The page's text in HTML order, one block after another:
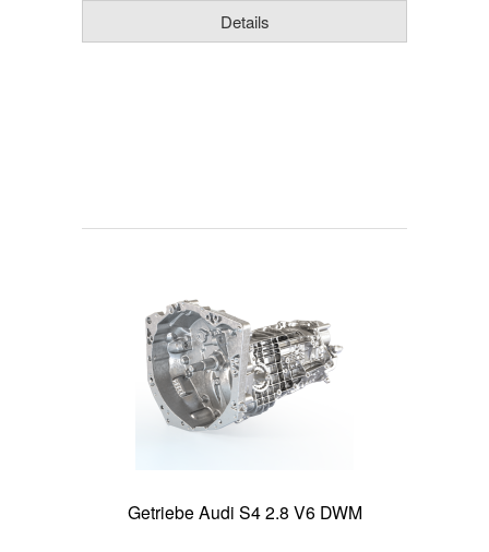
Details
Getriebe Audi S4 2.8 V6 DWM